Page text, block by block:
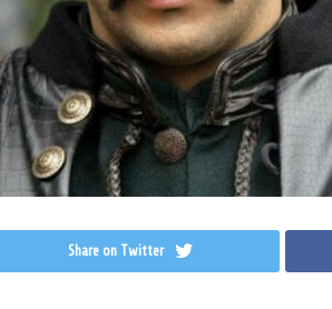
Share on Twitter